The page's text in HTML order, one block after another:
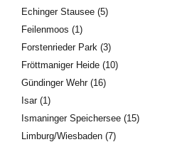
Echinger Stausee (5)
Feilenmoos (1)
Forstenrieder Park (3)
Fröttmaniger Heide (10)
Gündinger Wehr(16)
Isar(1)
Ismaninger Speichersee (15)
Limburg/Wiesbaden (7)